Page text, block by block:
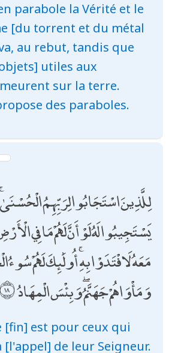
parabole la Vérité et le
[du torrent et du métal
au rebut, tandis que
utiles aux
sur la terre.
des paraboles.
لِلَّذِينَ اسْتَجَابُوا لِرَبِّهِمُ
يَسْتَجِيبُوا لَهُ لَوْ أَنَّ لَهُمْ مَا فِي
مَعَهُ لَافْتَدَوْا بِهِ ۚ أُولَٰئِكَ لَهُمْ
وَمَأْوَاهُمْ جَهَنَّمُ ۖ وَبِئْسَ الْمِهَادُ
[fin] est pour ceux qui
de leur Seigneur.